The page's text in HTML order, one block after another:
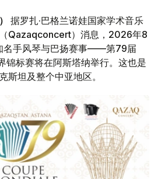
据罗扎·巴格兰诺娃国家学术音乐
Qazaqconcert）消息，2026年8
名手风琴与巴扬赛事——第79届
锦标赛将在阿斯塔纳举行。这也是
斯坦及整个中亚地区。